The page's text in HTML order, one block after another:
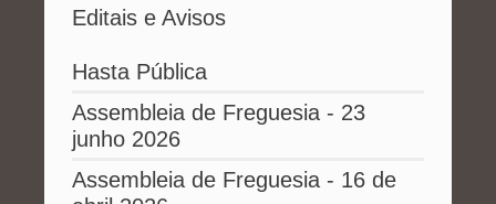
Editais e Avisos
Hasta Pública
Assembleia de Freguesia - 23
junho 2026
Assembleia de Freguesia - 16 de